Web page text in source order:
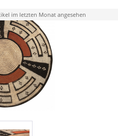
im letzten Monat angesehen